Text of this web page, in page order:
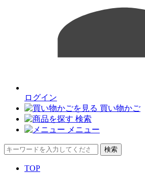
ログイン
買い物かご
検索
メニュー
検索
TOP